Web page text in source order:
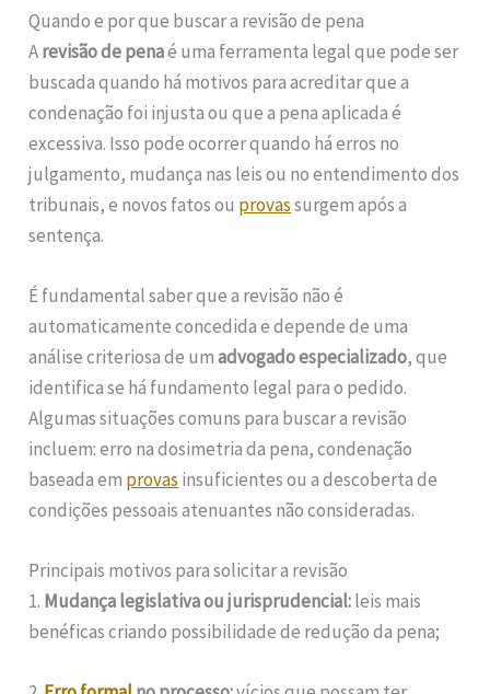
Quando e por que buscar a revisão de pena
Arevisão de penaé uma ferramenta legal que pode ser
buscada quando há motivos para acreditar que a
condenação foi injusta ou que a pena aplicada é
excessiva. Isso pode ocorrer quando há erros no
julgamento, mudança nas leis ou no entendimento dos
tribunais, e novos fatos ou provassurgem após a
sentença.
É fundamental saber que a revisão não é
automaticamente concedida e depende de uma
análise criteriosa de umadvogado especializado, que
identifica se há fundamento legal para o pedido.
Algumas situações comuns para buscar a revisão
incluem: erro na dosimetria da pena, condenação
baseada em provas insuficientes ou a descoberta de
condições pessoais atenuantes não consideradas.
Principais motivos para solicitar a revisão
1. Mudança legislativa ou jurisprudencial:leis mais
benéficas criando possibilidade de redução da pena;